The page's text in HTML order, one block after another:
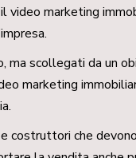
video marketing
ma scollegati da un
marketing
costruttori che